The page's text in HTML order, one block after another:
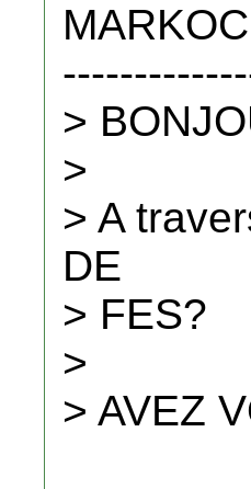
>
>
> A
DE
> FES?
>
> AVEZ